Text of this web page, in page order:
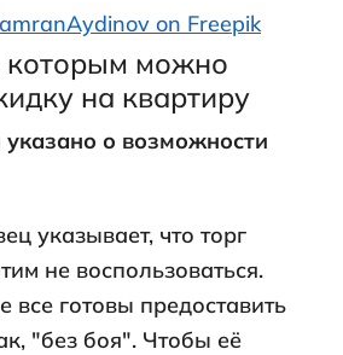
on Freepik
можно
на квартиру
указано о возможности
указывает, что торг
не воспользоваться.
все готовы предоставить
"без боя". Чтобы её